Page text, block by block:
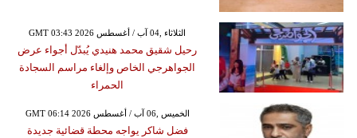
GMT 03:43 2026 الثلاثاء ,04 آب / أغسطس
رحيل شقيق محمد هنيدي يُبدّل أجواء عرض
الجواهرجي الخاص وإلغاء مراسم السجادة
الحمراء
GMT 06:14 2026 الخميس ,06 آب / أغسطس
فضل شاكر يواجه محطة قضائية جديدة